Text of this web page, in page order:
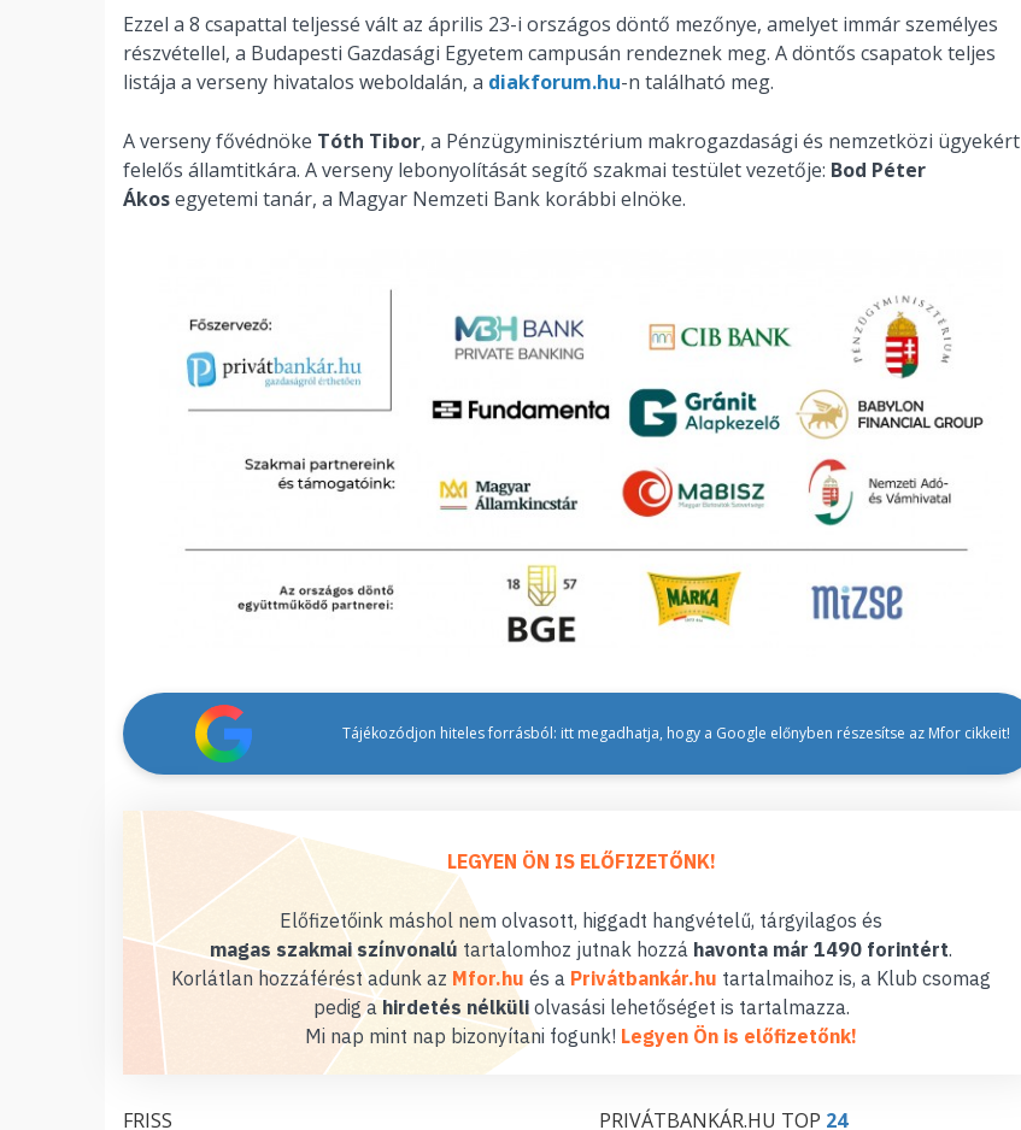
Ezzel a 8 csapattal teljessé vált az április 23-i országos döntő mezőnye, amelyet immár személyes
részvétellel, a Budapesti Gazdasági Egyetem campusán rendeznek meg. A döntős csapatok teljes
listája a verseny hivatalos weboldalán, a diakforum.hu-n található meg.
A verseny fővédnöke Tóth Tibor, a Pénzügyminisztérium makrogazdasági és nemzetközi ügyekért
felelős államtitkára. A verseny lebonyolítását segítő szakmai testület vezetője: Bod Péter
Ákosegyetemi tanár, a Magyar Nemzeti Bank korábbi elnöke.
Tájékozódjon hiteles forrásból: itt megadhatja, hogy a Google előnyben részesítse az Mfor cikkeit!
LEGYEN ÖN IS ELŐFIZETŐNK!
Előfizetőink máshol nem olvasott, higgadt hangvételű, tárgyilagos és
magas szakmai színvonalú tartalomhoz jutnak hozzá havonta már 1490 forintért.
Korlátlan hozzáférést adunk az Mfor.hu és a Privátbankár.hu tartalmaihoz is, a Klub csomag
pedig ahirdetés nélküliolvasási lehetőséget is tartalmazza.
Mi nap mint nap bizonyítani fogunk! Legyen Ön is előfizetőnk!
FRISS PRIVÁTBANKÁR.HU TOP 24